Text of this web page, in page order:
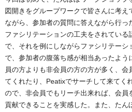
図開きをグループワークで皆さんに考え
ながら、参加者の質問に答えながら行っ
ファシリテーションの工夫をされている
で、それを例にしながらファシリテーシ
で、参加者の腹落ち感が相当あったよう
員の方よりも非会員の方の方が多く、会
てくれたり、Peatixでサーチして来てく
ので、非会員でもリーチ出来れば、会員
貢献できることを実感した。また、たん